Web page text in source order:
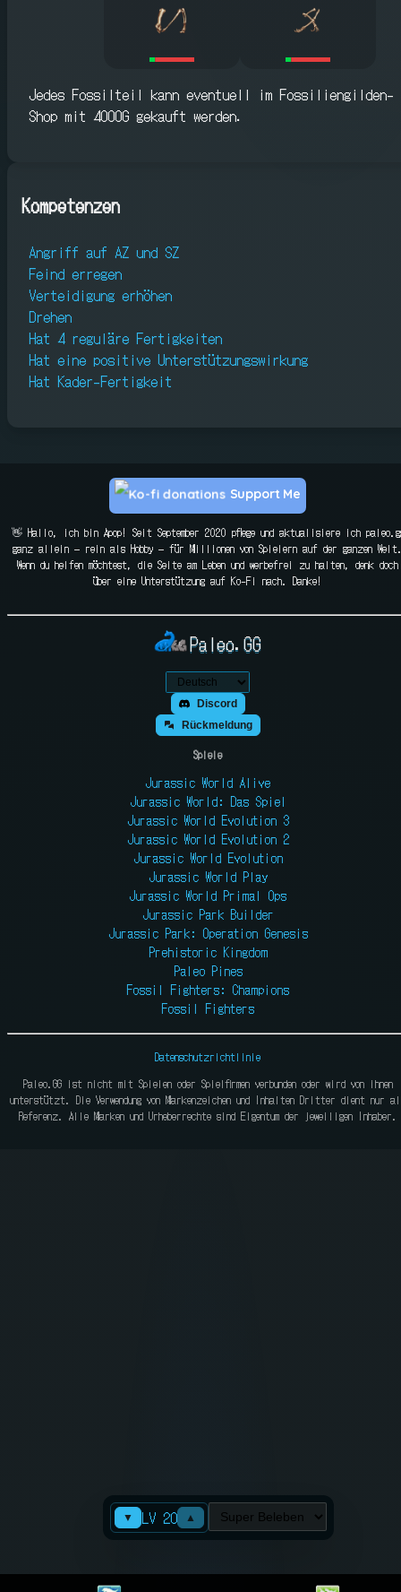
▼ LV 20 ▲
Jedes Fossilteil kann eventuell im Fossiliengilden-
Shop mit 4000G gekauft werden.
Kompetenzen
Angriff auf AZ und SZ
Feind erregen
Verteidigung erhöhen
Drehen
Hat 4 reguläre Fertigkeiten
Hat eine positive Unterstützungswirkung
Hat Kader-Fertigkeit
👋 Hallo, ich bin Apop! Seit September 2020 pflege und aktualisiere ich
ganz allein — rein als Hobby — für Millionen von Spielern auf der ganzen
Wenn du helfen möchtest, die Seite am Leben und werbefrei zu halten, denk doch
über eine Unterstützung auf Ko-Fi nach. Danke!
Support Me
Paleo.GG
Discord
Rückmeldung
Spiele
Jurassic World Alive
Jurassic World: Das Spiel
Jurassic World Evolution 3
Jurassic World Evolution 2
Jurassic World Evolution
Jurassic World Play
Jurassic World Primal Ops
Jurassic Park Builder
Jurassic Park: Operation Genesis
Prehistoric Kingdom
Paleo Pines
Fossil Fighters: Champions
Fossil Fighters
Paleo.GG ist nicht mit Spielen oder Spielfirmen verbunden oder wird von ihnen
unterstützt. Die Verwendung von Markenzeichen und Inhalten Dritter dient nur
Referenz. Alle Marken und Urheberrechte sind Eigentum der jeweiligen Inhaber.
Datenschutzrichtlinie